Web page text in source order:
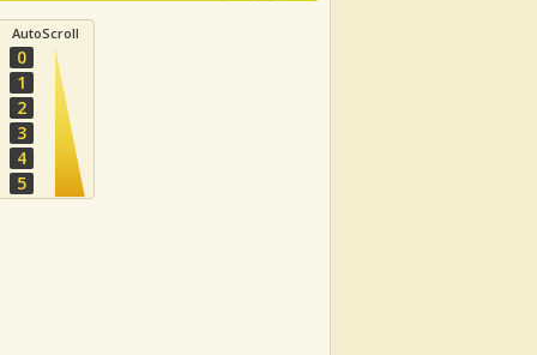
AutoScroll
0
1
2
3
4
5